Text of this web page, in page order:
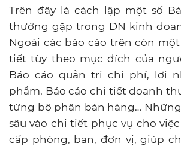
Trên đây là cách lập một số
thường gặp trong DN kinh
Ngoài các báo cáo trên còn
tiết tùy theo mục đích của
Báo cáo quản trị chi phí, lợi
phẩm, Báo cáo chi tiết doanh
từng bộ phận bán hàng…
sâu vào chi tiết phục vụ cho
cấp phòng, ban, đơn vị, giúp